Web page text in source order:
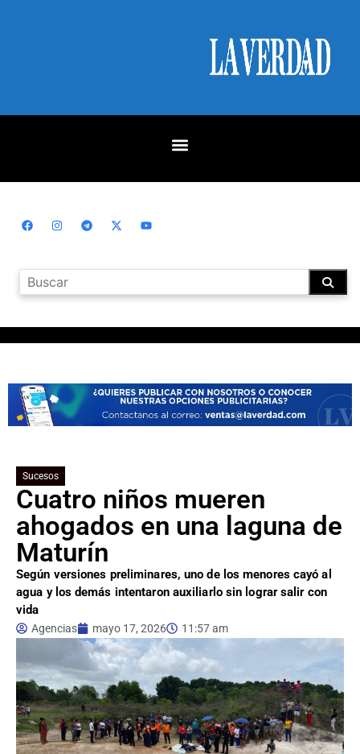
Sucesos
Cuatro niños mueren
ahogados en una laguna de
Maturín
Según versiones preliminares, uno de los menores cayó al
agua y los demás intentaron auxiliarlo sin lograr salir con
vida
Agencias mayo 17, 2026 11:57 am